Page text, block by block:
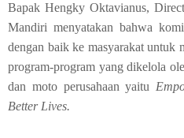
Bapak Hengky Oktavianus,
Mandiri menyatakan bahwa
dengan baik ke masyarakat untuk
program-program yang dikelola
dan moto perusahaan yaitu
Better Lives.